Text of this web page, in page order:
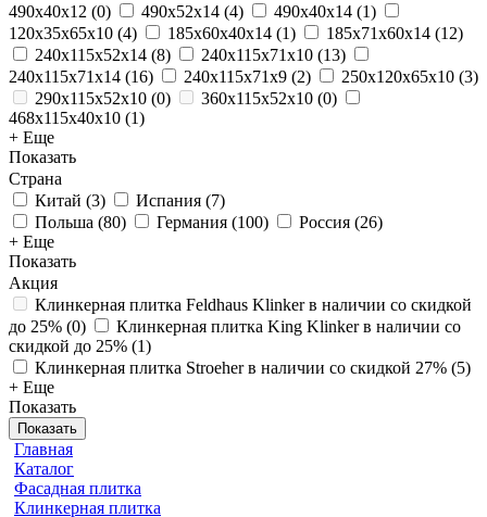
490x40x12 (0) 490x52x14 (4) 490х40х14 (1)
120x35x65x10 (4) 185x60x40x14 (1) 185х71х60х14 (12)
240x115x52x14 (8) 240x115x71x10 (13)
240x115x71x14 (16) 240x115x71x9 (2) 250x120x65x10 (3)
290x115x52x10 (0) 360x115x52x10 (0)
468x115x40x10 (1)
+ Еще
Показать
Страна
Китай (3) Испания (7)
Польша (80) Германия (100) Россия (26)
+ Еще
Показать
Акция
Клинкерная плитка Feldhaus Klinker в наличии со скидкой
до 25% (0)
Клинкерная плитка King Klinker в наличии со
скидкой до 25% (1)
Клинкерная плитка Stroeher в наличии со скидкой 27% (5)
+ Еще
Показать
Показать
Главная
Каталог
Фасадная плитка
Клинкерная плитка